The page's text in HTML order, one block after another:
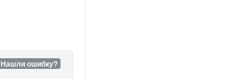
Нашли ошибку?